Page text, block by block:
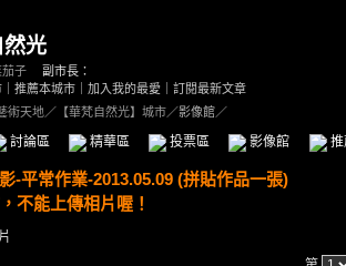
然光
茄子
副市長：
推薦本城市 加入我的最愛
訂閱最新文章
術天地／ 【華梵自然光】城市／影像館／
討論區 精華區 投票區 影像館
-平常作業-2013.05.09 (拼貼作品一張)